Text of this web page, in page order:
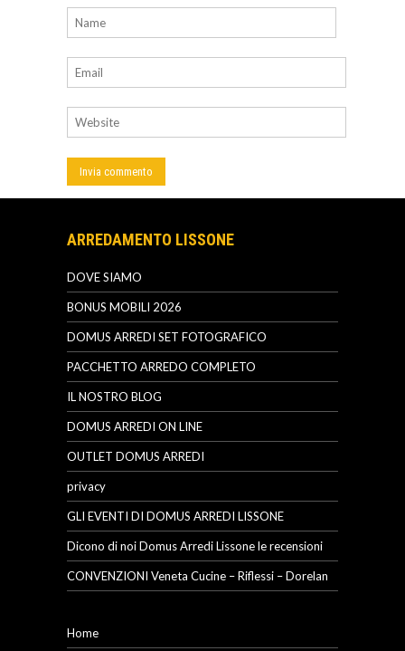
ARREDAMENTO LISSONE
DOVE SIAMO
BONUS MOBILI 2026
DOMUS ARREDI SET FOTOGRAFICO
PACCHETTO ARREDO COMPLETO
IL NOSTRO BLOG
DOMUS ARREDI ON LINE
OUTLET DOMUS ARREDI
privacy
GLI EVENTI DI DOMUS ARREDI LISSONE
Dicono di noi Domus Arredi Lissone le recensioni
CONVENZIONI Veneta Cucine – Riflessi – Dorelan
Home